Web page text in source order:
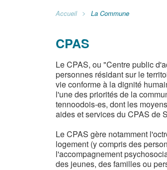
Accueil La Commune
CPAS
Le CPAS, ou "Centre public
personnes résidant sur le
vie conforme à la dignité
l'une des priorités de la
tennoodois-es, dont les
aides et services du CPAS de
Le CPAS gère notamment
logement (y compris des
l'accompagnement
des jeunes, des familles ou